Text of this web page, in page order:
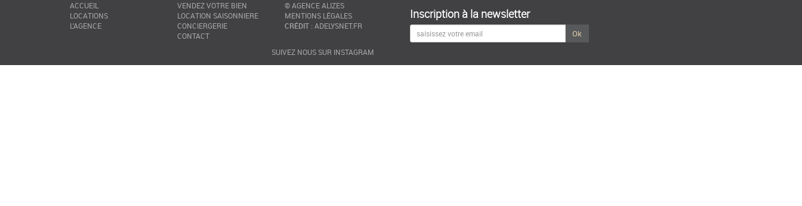
Inscription à la newsletter
Ok
ACCUEIL
LOCATIONS
L'AGENCE
VENDEZ VOTRE BIEN
LOCATION SAISONNIERE
CONCIERGERIE
CONTACT
©AGENCE ALIZES
MENTIONS LÉGALES
CRÉDIT : ADELYSNET.FR
SUIVEZ NOUS SUR INSTAGRAM